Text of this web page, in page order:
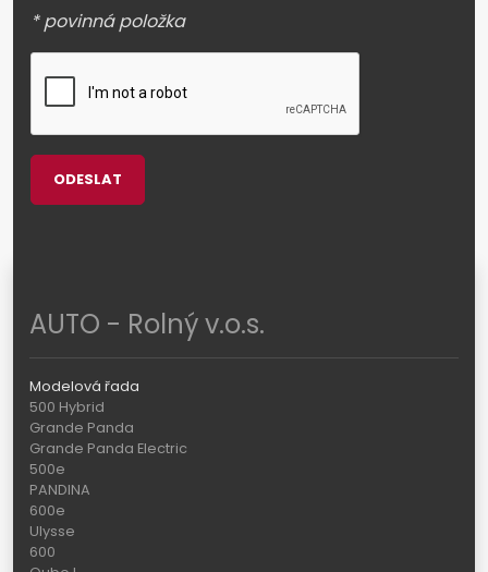
* povinná položka
ODESLAT
AUTO - Rolný v.o.s.
Modelová řada
500 Hybrid
Grande Panda
Grande Panda Electric
500e
PANDINA
600e
Ulysse
600